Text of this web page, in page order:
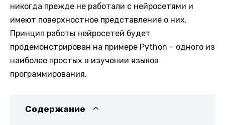
никогда прежде не работали с нейросетями и
имеют поверхностное представление о них.
Принцип работы нейросетей будет
продемонстрирован на примере Python – одного из
наиболее простых в изучении языков
программирования.
Содержание